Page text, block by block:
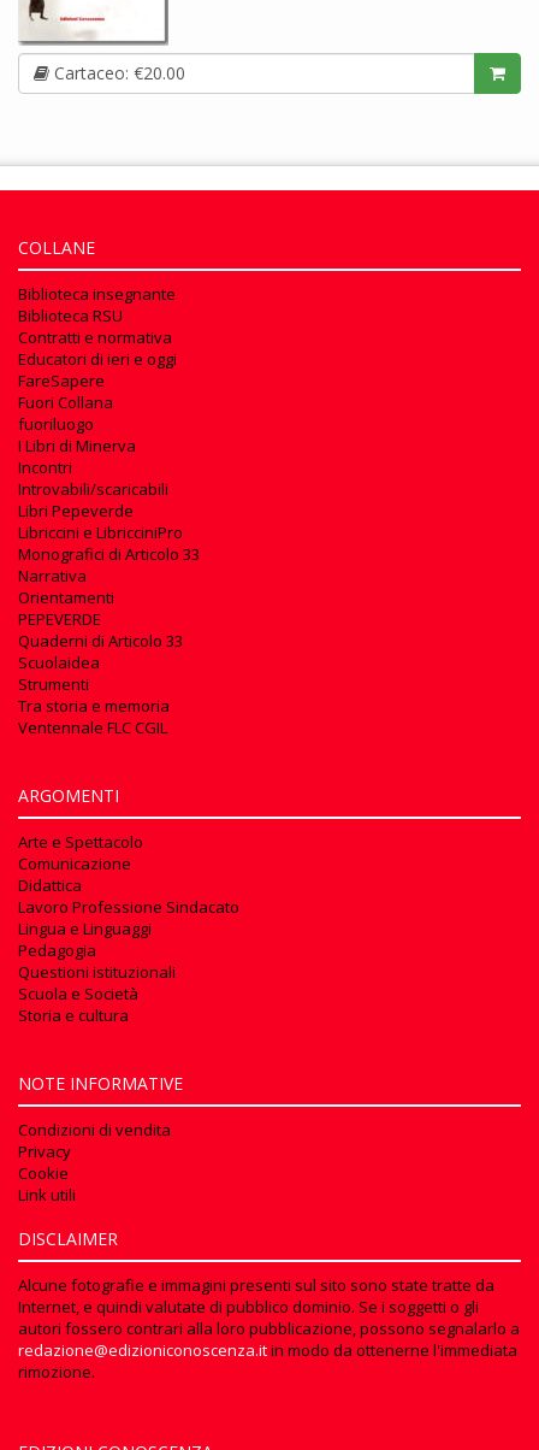
Cartaceo: €20.00
COLLANE
Biblioteca insegnante
Biblioteca RSU
Contratti e normativa
Educatori di ieri e oggi
FareSapere
Fuori Collana
fuoriluogo
I Libri di Minerva
Incontri
Introvabili/scaricabili
Libri Pepeverde
Libriccini e LibricciniPro
Monografici di Articolo 33
Narrativa
Orientamenti
PEPEVERDE
Quaderni di Articolo 33
Scuolaidea
Strumenti
Tra storia e memoria
Ventennale FLC CGIL
ARGOMENTI
Arte e Spettacolo
Comunicazione
Didattica
Lavoro Professione Sindacato
Lingua e Linguaggi
Pedagogia
Questioni istituzionali
Scuola e Società
Storia e cultura
NOTE INFORMATIVE
Condizioni di vendita
Privacy
Cookie
Link utili
DISCLAIMER
Alcune fotografie e immagini presenti sul sito sono state tratte da
Internet, e quindi valutate di pubblico dominio. Se i soggetti o gli
autori fossero contrari alla loro pubblicazione, possono segnalarlo a
redazione@edizioniconoscenza.itin modo da ottenerne l'immediata
rimozione.